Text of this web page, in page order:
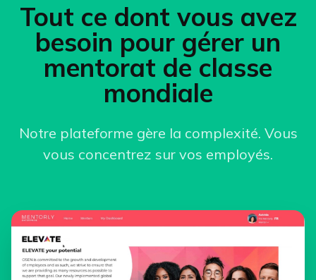
Tout ce dont vous avez
besoin pour gérer un
mentorat de classe
mondiale
Notre plateforme gère la complexité. Vous
vous concentrez sur vos employés.